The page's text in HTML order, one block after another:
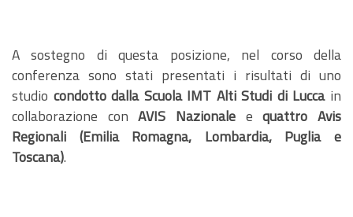
A sostegno di questa posizione, nel corso della
conferenza sono stati presentati i risultati di uno
studio condotto dalla Scuola IMT Alti Studi di Luccain
collaborazione conAVIS Nazionale equattro Avis
Regionali
(Emilia Romagna, Lombardia, Puglia e
Toscana).